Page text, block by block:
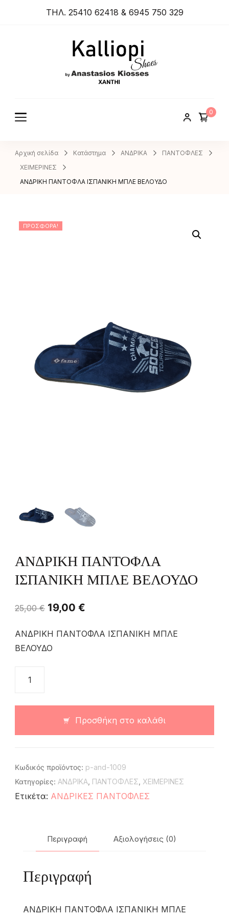
ΤΗΛ. 25410 62418 & 6945 750 329
KIOSSES
0
Αρχική σελίδα Κατάστημα ΑΝΔΡΙΚΑ
ΠΑΝΤΟΦΛΕΣ
ΧΕΙΜΕΡΙΝΕΣ
ΑΝΔΡΙΚΗ ΠΑΝΤΟΦΛΑ ΙΣΠΑΝΙΚΗ ΜΠΛΕ ΒΕΛΟΥΔΟ
ΠΡΟΣΦΟΡΆ!
ΑΝΔΡΙΚΗ ΠΑΝΤΟΦΛΑ
ΙΣΠΑΝΙΚΗ ΜΠΛΕ ΒΕΛΟΥΔΟ
25,00€ 19,00 €
ΑΝΔΡΙΚΗ ΠΑΝΤΟΦΛΑ ΙΣΠΑΝΙΚΗ ΜΠΛΕ
ΒΕΛΟΥΔΟ
Προσθήκη στο καλάθι
Κωδικός προϊόντος: p-and-1009
Κατηγορίες: ΑΝΔΡΙΚΑ, ΠΑΝΤΟΦΛΕΣ, ΧΕΙΜΕΡΙΝΕΣ
Ετικέτα: ΑΝΔΡΙΚΕΣ ΠΑΝΤΟΦΛΕΣ
Περιγραφή Αξιολογήσεις (0)
Περιγραφή
ΑΝΔΡΙΚΗ ΠΑΝΤΟΦΛΑ ΙΣΠΑΝΙΚΗ ΜΠΛΕ